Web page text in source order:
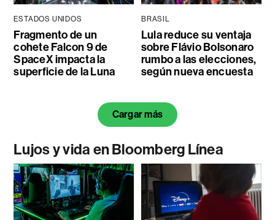
ESTADOS UNIDOS
Fragmento de un
cohete Falcon 9 de
SpaceX impacta la
superficie de la Luna
BRASIL
Lula reduce su ventaja
sobre Flávio Bolsonaro
rumbo a las elecciones,
según nueva encuesta
Cargar más
Lujos y vida en Bloomberg Línea